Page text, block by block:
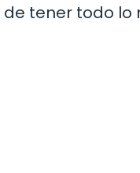
tener todo lo